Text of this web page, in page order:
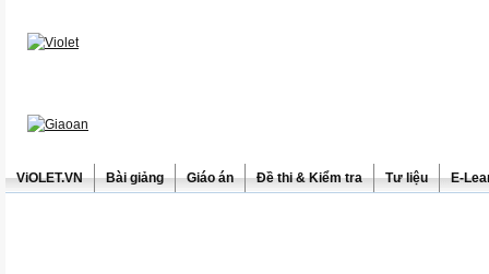
ViOLET.VN Bài giảng Giáo án Đề thi & Kiểm tra Tư liệu E-